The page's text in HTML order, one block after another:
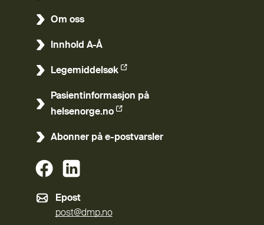
Om oss
Innhold A-Å
Legemiddelsøk
(Ekstern lenke)
Pasientinformasjon på
helsenorge.no
(Ekstern lenke)
Abonner på e-postvarsler
(Ekstern lenke)
Epost
post@dmp.no